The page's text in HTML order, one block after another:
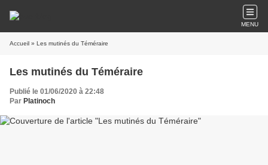
MENU
Accueil » Les mutinés du Téméraire
Les mutinés du Téméraire
Publié le 01/06/2020 à 22:48
Par Platinoch